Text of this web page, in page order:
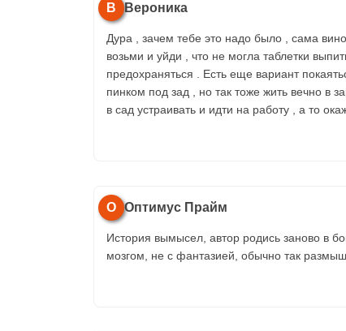
В Вероника
Дура , зачем тебе это надо было , сама
возьми и уйди , что не могла таблетки
предохраняться . Есть еще вариант
пинком под зад , но так тоже жить вечно в
в сад устраивать и идти на работу , а то
О Оптимус Прайм
История вымысел, автор родись заново в
мозгом, не с фантазией, обычно так